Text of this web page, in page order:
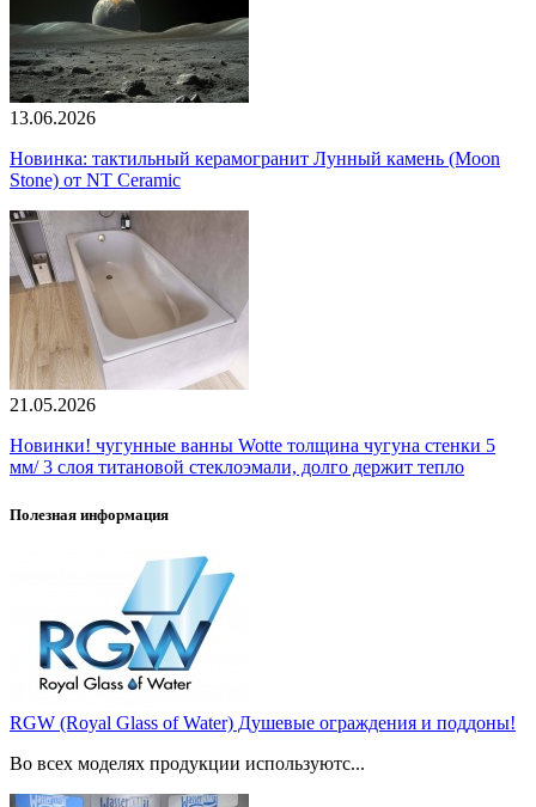
13.06.2026
Новинка: тактильный керамогранит Лунный камень (Moon
Stone) от NT Ceramic
21.05.2026
Новинки! чугунные ванны Wotte толщина чугуна стенки 5
мм/ 3 слоя титановой стеклоэмали, долго держит тепло
Полезная информация
RGW (Royal Glass of Water) Душевые ограждения и поддоны!
Во всех моделях продукции используютс...